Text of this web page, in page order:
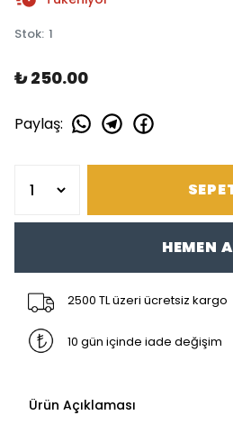
Stok: 1
₺ 250.00
Paylaş:
HEMEN
2500 TL üzeri ücretsiz kargo
10 gün içinde iade değişim
Ürün Açıklaması